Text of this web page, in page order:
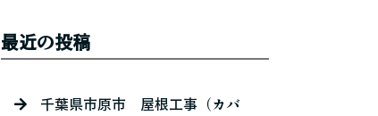
最近の投稿
千葉県市原市 屋根工事（カバ